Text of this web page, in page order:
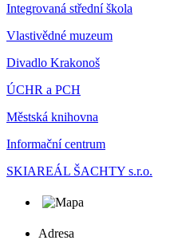
Integrovaná střední škola
Vlastivědné muzeum
Divadlo Krakonoš
ÚCHR a PCH
Městská knihovna
Informační centrum
SKIAREÁL ŠACHTY s.r.o.
Adresa